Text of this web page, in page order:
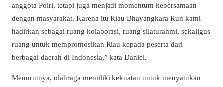
anggota Polri, tetapi juga menjadi momentum kebersamaan
dengan masyarakat. Karena itu Riau Bhayangkara Run kami
hadirkan sebagai ruang kolaborasi, ruang silaturahmi, sekaligus
ruang untuk mempromosikan Riau kepada peserta dari
berbagai daerah di Indonesia,” kata Daniel.
Menurutnya, olahraga memiliki kekuatan untuk menyatukan